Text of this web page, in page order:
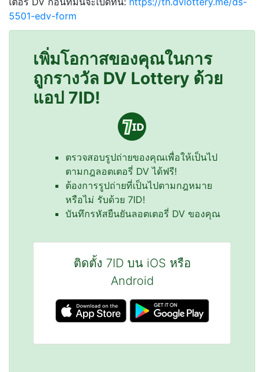
5501-edv-form
เพิ่มโอกาสของคุณในการ
ถูกรางวัล DV Lottery ด้วย
แอป 7ID!
ตรวจสอบรูปถ่ายของคุณเพื่อให้เป็นไป
ตามกฎลอตเตอรี่ DV ได้ฟรี!
ต้องการรูปถ่ายที่เป็นไปตามกฎหมาย
หรือไม่ รับด้วย 7ID!
บันทึกรหัสยืนยันลอตเตอรี่ DV ของคุณ
ติดตั้ง 7ID บน iOS หรือ
Android